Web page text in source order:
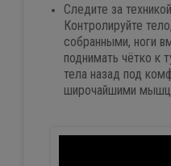
Следите за
Контролируйте
собранными, ноги
поднимать чётко к
тела назад под
широчайшими